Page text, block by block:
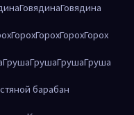
ГовядинаГовядина
ГорохГорохГорохГорох
ГрушаГрушаГрушаГруша
барабан